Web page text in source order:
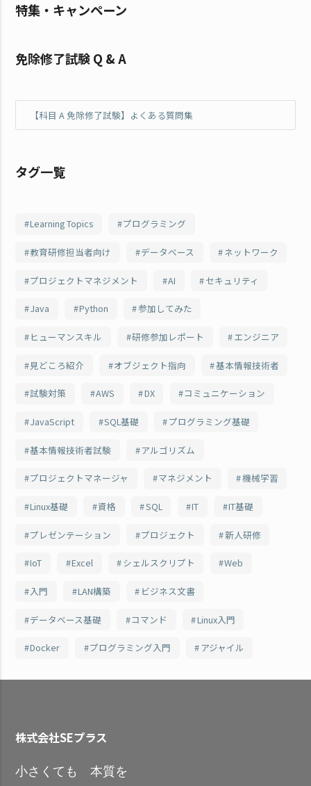
特集・キャンペーン
免除修了試験 Q & A
【科目 A 免除修了試験】よくある質問集
タグ一覧
Learning Topics プログラミング
教育研修担当者向け データベース ネットワーク
プロジェクトマネジメント AI セキュリティ
Java Python 参加してみた
ヒューマンスキル 研修参加レポート エンジニア
見どころ紹介 オブジェクト指向 基本情報技術者
試験対策 AWS DX コミュニケーション
JavaScript SQL基礎 プログラミング基礎
基本情報技術者試験 アルゴリズム
プロジェクトマネージャ マネジメント 機械学習
Linux基礎 資格 SQL IT IT基礎
プレゼンテーション プロジェクト 新人研修
IoT Excel シェルスクリプト Web
入門 LAN構築 ビジネス文書
データベース基礎 コマンド Linux入門
Docker プログラミング入門 アジャイル
株式会社SEプラス
小さくても 本質を